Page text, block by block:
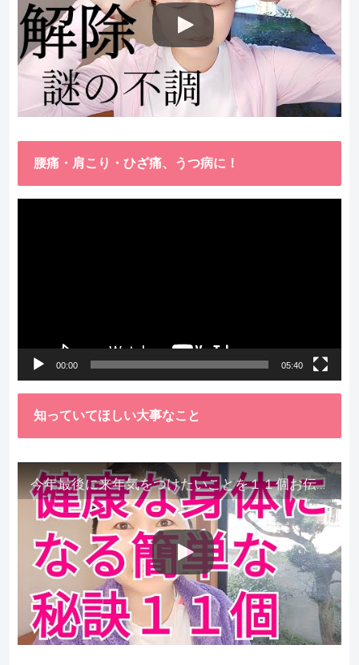
腰痛・肩こり・ひざ痛、うつ病に！
00:00 05:40
知っていてほしい大事なこと
今年最後に来年気をつけたいことを１１個お伝えします。